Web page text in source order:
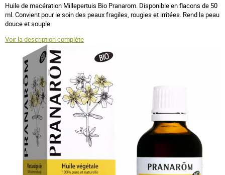
Huile de macération Millepertuis Bio Pranarom. Disponible en flacons de 50
ml. Convient pour le soin des peaux fragiles, rougies et irritées. Rend la peau
douce et souple.
Voir la description complète